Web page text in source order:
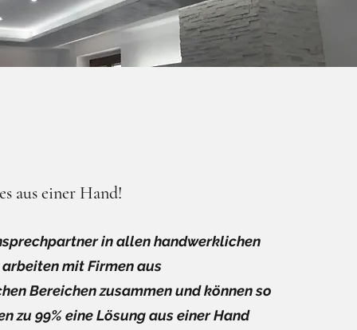
aus einer Hand!
in allen handwerklichen
mit Firmen aus
Bereichen zusammen und können so
zu 99% eine Lösung aus einer Hand